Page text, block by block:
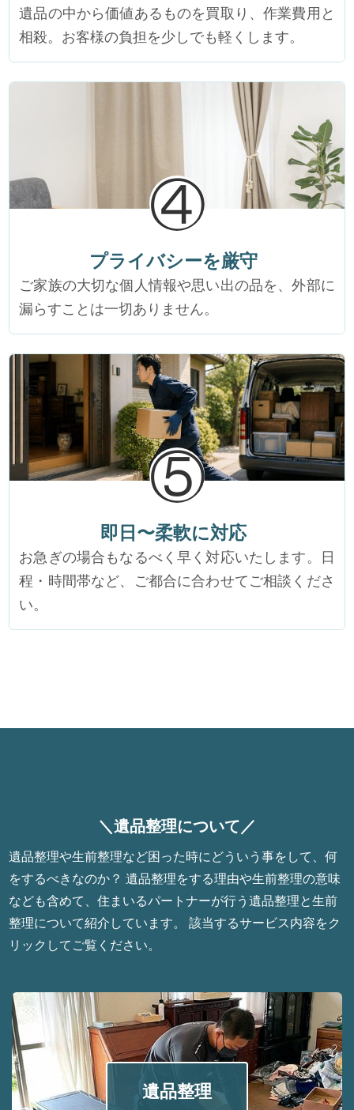
遺品の中から価値あるものを買取り、作業費用と
相殺。お客様の負担を少しでも軽くします。
④
プライバシーを厳守
ご家族の大切な個人情報や思い出の品を、外部に
漏らすことは一切ありません。
⑤
即日〜柔軟に対応
お急ぎの場合もなるべく早く対応いたします。日
程・時間帯など、ご都合に合わせてご相談くださ
い。
＼遺品整理について／
遺品整理や生前整理など困った時にどういう事をして、何
をするべきなのか？ 遺品整理をする理由や生前整理の意味
なども含めて、住まいるパートナーが行う遺品整理と生前
整理について紹介しています。 該当するサービス内容をク
リックしてご覧ください。
遺品整理